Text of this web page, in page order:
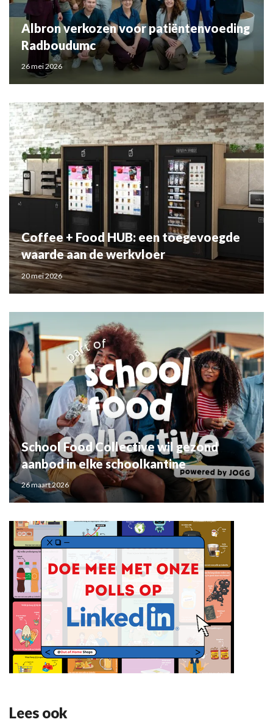
Albron verkozen voor patiëntenvoeding
Radboudumc
26 mei 2026
Coffee + Food HUB: een toegevoegde
waarde aan de werkvloer
20 mei 2026
School Food Collective wil gezond
aanbod in elke schoolkantine
26 maart 2026
Lees ook